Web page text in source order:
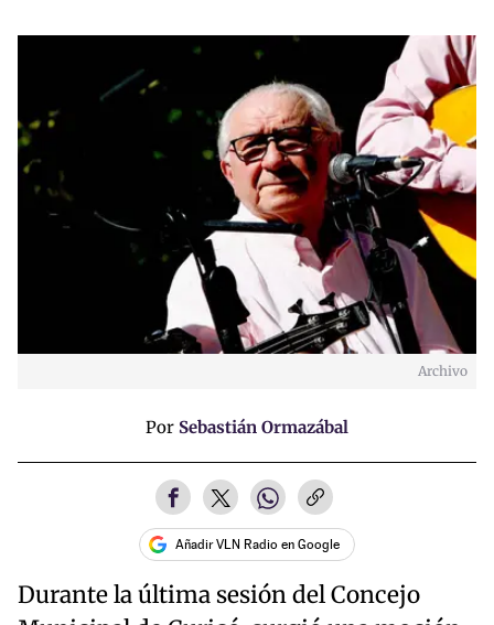
Archivo
Por Sebastián Ormazábal
Añadir VLN Radio en Google
Durante la última sesión del Concejo